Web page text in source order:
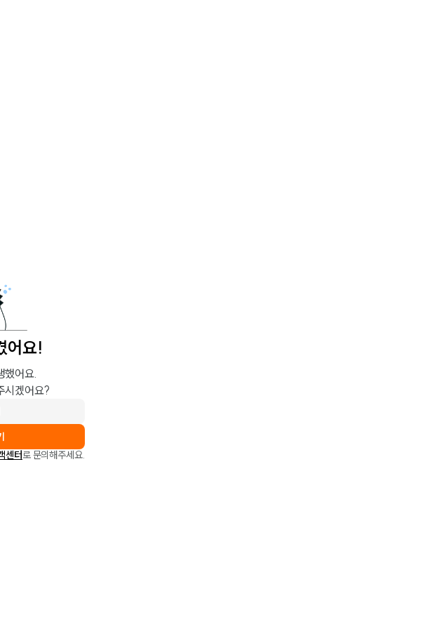
어요!
했어요.
시겠어요?
센터로 문의해주세요.